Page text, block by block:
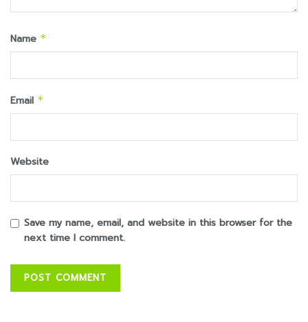
Name *
Email *
Website
Save my name, email, and website in this browser for the
next time I comment.